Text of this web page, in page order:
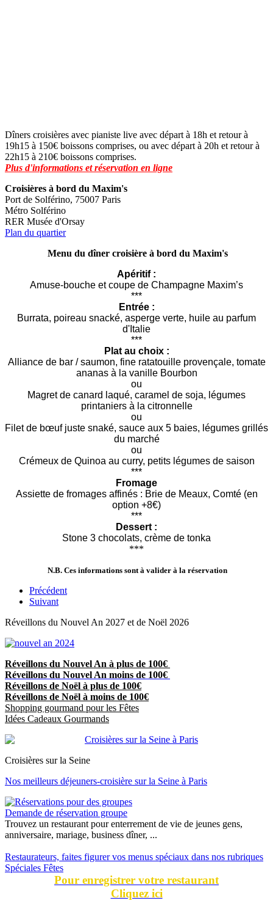
Dîners croisières avec pianiste live avec départ à 18h et retour à
19h15 à 150€ boissons comprises, ou avec départ à 20h et retour à
22h15 à 210€ boissons comprises.
Plus d'informations et réservation en ligne
Croisières à bord du Maxim's
Port de Solférino, 75007 Paris
Métro Solférino
RER Musée d'Orsay
Plan du quartier
Menu du dîner croisière à bord du Maxim's
Apéritif :
Amuse-bouche et coupe de Champagne Maxim’s
***
Entrée :
Burrata, poireau snacké, asperge verte, huile au parfum
d'Italie
***
Plat au choix :
Alliance de bar / saumon, fine ratatouille provençale, tomate
ananas à la vanille Bourbon
ou
Magret de canard laqué, caramel de soja, légumes
printaniers à la citronnelle
ou
Filet de bœuf juste snaké, sauce aux 5 baies, légumes grillés
du marché
ou
Crémeux de Quinoa au curry, petits légumes de saison
***
Fromage
Assiette de fromages affinés : Brie de Meaux, Comté (en
option +8€)
***
Dessert :
Stone 3 chocolats, crème de tonka
***
N.B. Ces informations sont à valider à la réservation
Précédent
Suivant
Réveillons du Nouvel An 2027 et de Noël 2026
Réveillons du Nouvel An à plus de 100€
Réveillons du Nouvel An moins de 100€
Réveillons de Noël à plus de 100€
Réveillons de Noël à moins de 100€
Shopping gourmand pour les Fêtes
Idées Cadeaux Gourmands
Croisières sur la Seine
Nos meilleurs déjeuners-croisière sur la Seine à Paris
Demande de réservation groupe
Trouvez un restaurant pour enterrement de vie de jeunes gens,
anniversaire, mariage, business dîner, ...
Restaurateurs, faites figurer vos menus spéciaux dans nos rubriques
Spéciales Fêtes
Pour enregistrer votre restaurant
Cliquez ici